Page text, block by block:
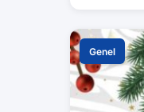
Genel